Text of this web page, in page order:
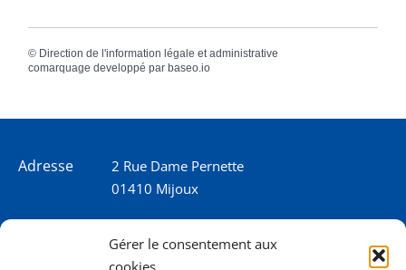
Gérer le consentement aux
cookies
© Direction de l'information légale et administrative
comarquage developpé par baseo.io
Adresse
2 Rue Dame Pernette
01410 Mijoux
Mardi de 8h15 à 12h